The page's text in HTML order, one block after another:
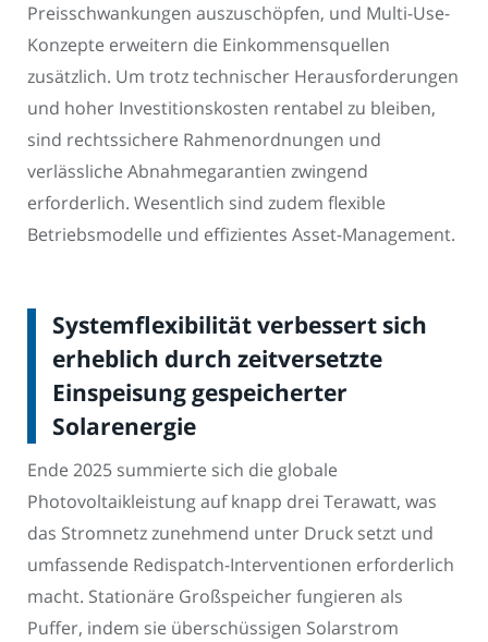
Preisschwankungen auszuschöpfen, und Multi-Use-
Konzepte erweitern die Einkommensquellen
zusätzlich. Um trotz technischer Herausforderungen
und hoher Investitionskosten rentabel zu bleiben,
sind rechtssichere Rahmenordnungen und
verlässliche Abnahmegarantien zwingend
erforderlich. Wesentlich sind zudem flexible
Betriebsmodelle und effizientes Asset-Management.
Systemflexibilität verbessert sich
erheblich durch zeitversetzte
Einspeisung gespeicherter
Solarenergie
Ende 2025 summierte sich die globale
Photovoltaikleistung auf knapp drei Terawatt, was
das Stromnetz zunehmend unter Druck setzt und
umfassende Redispatch-Interventionen erforderlich
macht. Stationäre Großspeicher fungieren als
Puffer, indem sie überschüssigen Solarstrom